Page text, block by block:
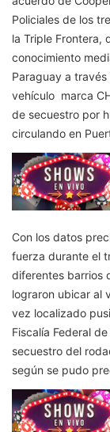
Policiales de los
la Triple Frontera,
conocimiento
Paraguay a
vehículo marca
de secuestro por
circulando en
Con los datos
fuerza durante el
diferentes barrios
lograron ubicar al
vez localizado
Fiscalía Federal
secuestro del
según se pudo